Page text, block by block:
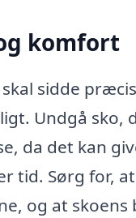
komfort
sidde
Undgå sko,
da det kan
tid. Sørg for,
og at skoens